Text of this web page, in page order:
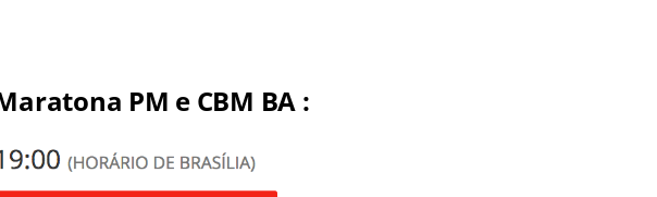
PM e CBM BA :